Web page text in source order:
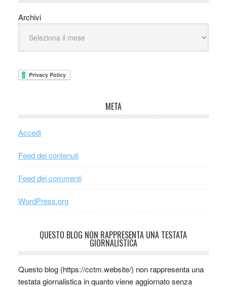
Archivi
META
Accedi
Feed dei contenuti
Feed dei commenti
WordPress.org
QUESTO BLOG NON RAPPRESENTA UNA TESTATA
GIORNALISTICA
Questo blog (https://cctm.website/) non rappresenta una
testata giornalistica in quanto viene aggiornato senza